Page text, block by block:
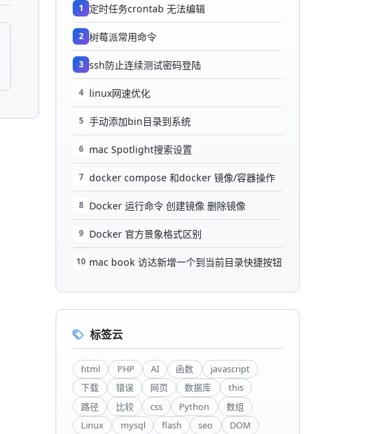
1 定时任务crontab 无法编辑
2 树莓派常用命令
3 ssh防止连续测试密码登陆
4 linux网速优化
5 手动添加bin目录到系统
6 mac Spotlight搜索设置
7 docker compose 和docker 镜像/容器操作
8 Docker 运行命令 创建镜像 删除镜像
9 Docker 官方景象格式区别
10 mac book 访达新增一个到当前目录快捷按钮
标签云
html PHP AI 函数
javascript
下载
错误 网页 数据库
this
路径
比较 css Python
数组
Linux
mysql flash seo DOM